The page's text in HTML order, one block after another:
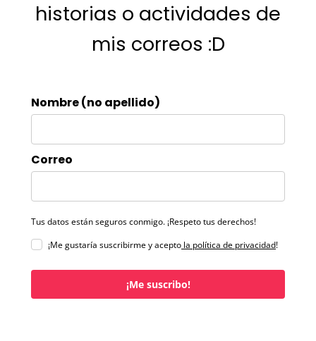
historias o actividades de
mis correos :D
Nombre (no apellido)
Correo
Tus datos están seguros conmigo. ¡Respeto tus derechos!
¡Me gustaría suscribirme y acepto la política de privacidad!
¡Me suscribo!